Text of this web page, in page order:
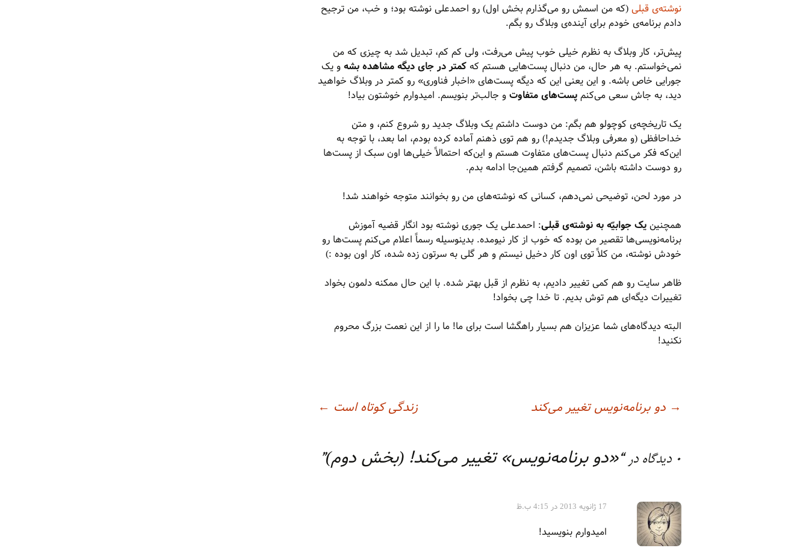
نوشته‌ی قبلی(که من اسمش رو می‌گذارم بخش اول) رو احمدعلی نوشته بود؛ و خب، من ترجیح
دادم برنامه‌ی خودم برای آینده‌ی وبلاگ رو بگم.
پیش‌تر، کار وبلاگ به نظرم خیلی خوب پیش می‌رفت، ولی کم کم، تبدیل شد به چیزی که من
نمی‌خواستم. به هر حال، من دنبال پست‌هایی هستم کهکمتر در جای دیگه مشاهده بشهو یک
جورایی خاص باشه. و این یعنی این که دیگه پست‌های «اخبار فناوری» رو کمتر در وبلاگ خواهید
دید، به جاش سعی می‌کنمپست‌های متفاوتو جالب‌تر بنویسم. امیدوارم خوشتون بیاد!
یک تاریخچه‌ی کوچولو هم بگم: من دوست داشتم یک وبلاگ جدید رو شروع کنم، و متن
خداحافظی (و معرفی وبلاگ جدیدم!) رو هم توی ذهنم آماده کرده بودم، اما بعد، با توجه به
این‌که فکر می‌کنم دنبال پست‌های متفاوت هستم و این‌که احتمالاً خیلی‌ها اون سبک از پست‌ها
رو دوست داشته باشن، تصمیم گرفتم همین‌جا ادامه بدم.
در مورد لحن، توضیحی نمی‌دهم، کسانی که نوشته‌های من رو بخوانند متوجه خواهند شد!
همچنینیک جوابیّه به نوشته‌ی قبلی: احمدعلی یک جوری نوشته بود انگار قضیه آموزش
برنامه‌نویسی‌ها تقصیر من بوده که خوب از کار نیومده. بدینوسیله رسماً اعلام می‌کنم پست‌ها رو
خودش نوشته، من کلاً توی اون کار دخیل نیستم و هر گلی به سرتون زده شده، کار اون بوده :)
ظاهر سایت رو هم کمی تغییر دادیم، به نظرم از قبل بهتر شده. با این حال ممکنه دلمون بخواد
تغییرات دیگه‌ای هم توش بدیم. تا خدا چی بخواد!
البته دیدگاه‌های شما عزیزان هم بسیار راهگشا است برای ما! ما را از این نعمت بزرگ محروم
نکنید!
→ دو برنامه‌نویس تغییر می‌کند زندگی کوتاه است ←
0 دیدگاه در “ «دو برنامه‌نویس» تغییر می‌کند! (بخش دوم)”
17 ژانویه 2013 در 4:15 ب.ظ
امیدوارم بنویسید!